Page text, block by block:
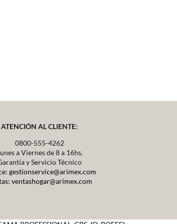
ATENCIÓN AL CLIENTE:
0800-555-4262
a Viernes de 8 a 16hs.
y Servicio Técnico
gestionservice@arimex.com
ventashogar@arimex.com